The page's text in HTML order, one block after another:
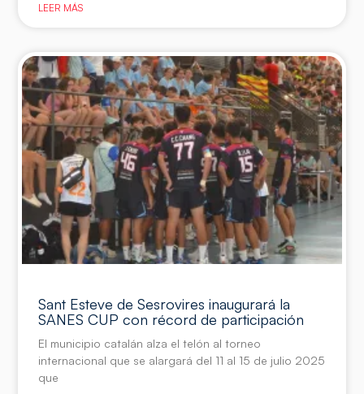
LEER MÁS
Sant Esteve de Sesrovires inaugurará la
SANES CUP con récord de participación
El municipio catalán alza el telón al torneo
internacional que se alargará del 11 al 15 de julio 2025
que